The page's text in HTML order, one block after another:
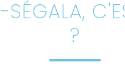
SÉGALA,
?